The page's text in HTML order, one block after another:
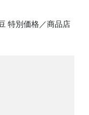
特別価格／商品店